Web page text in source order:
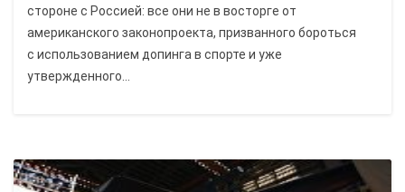
стороне с Россией: все они не в восторге от
американского законопроекта, призванного бороться
с использованием допинга в спорте и уже
утвержденного...